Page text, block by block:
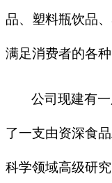
品、塑料瓶饮品
满足消费者的各种
公司现建有
了一支由资深食
科学领域高级研